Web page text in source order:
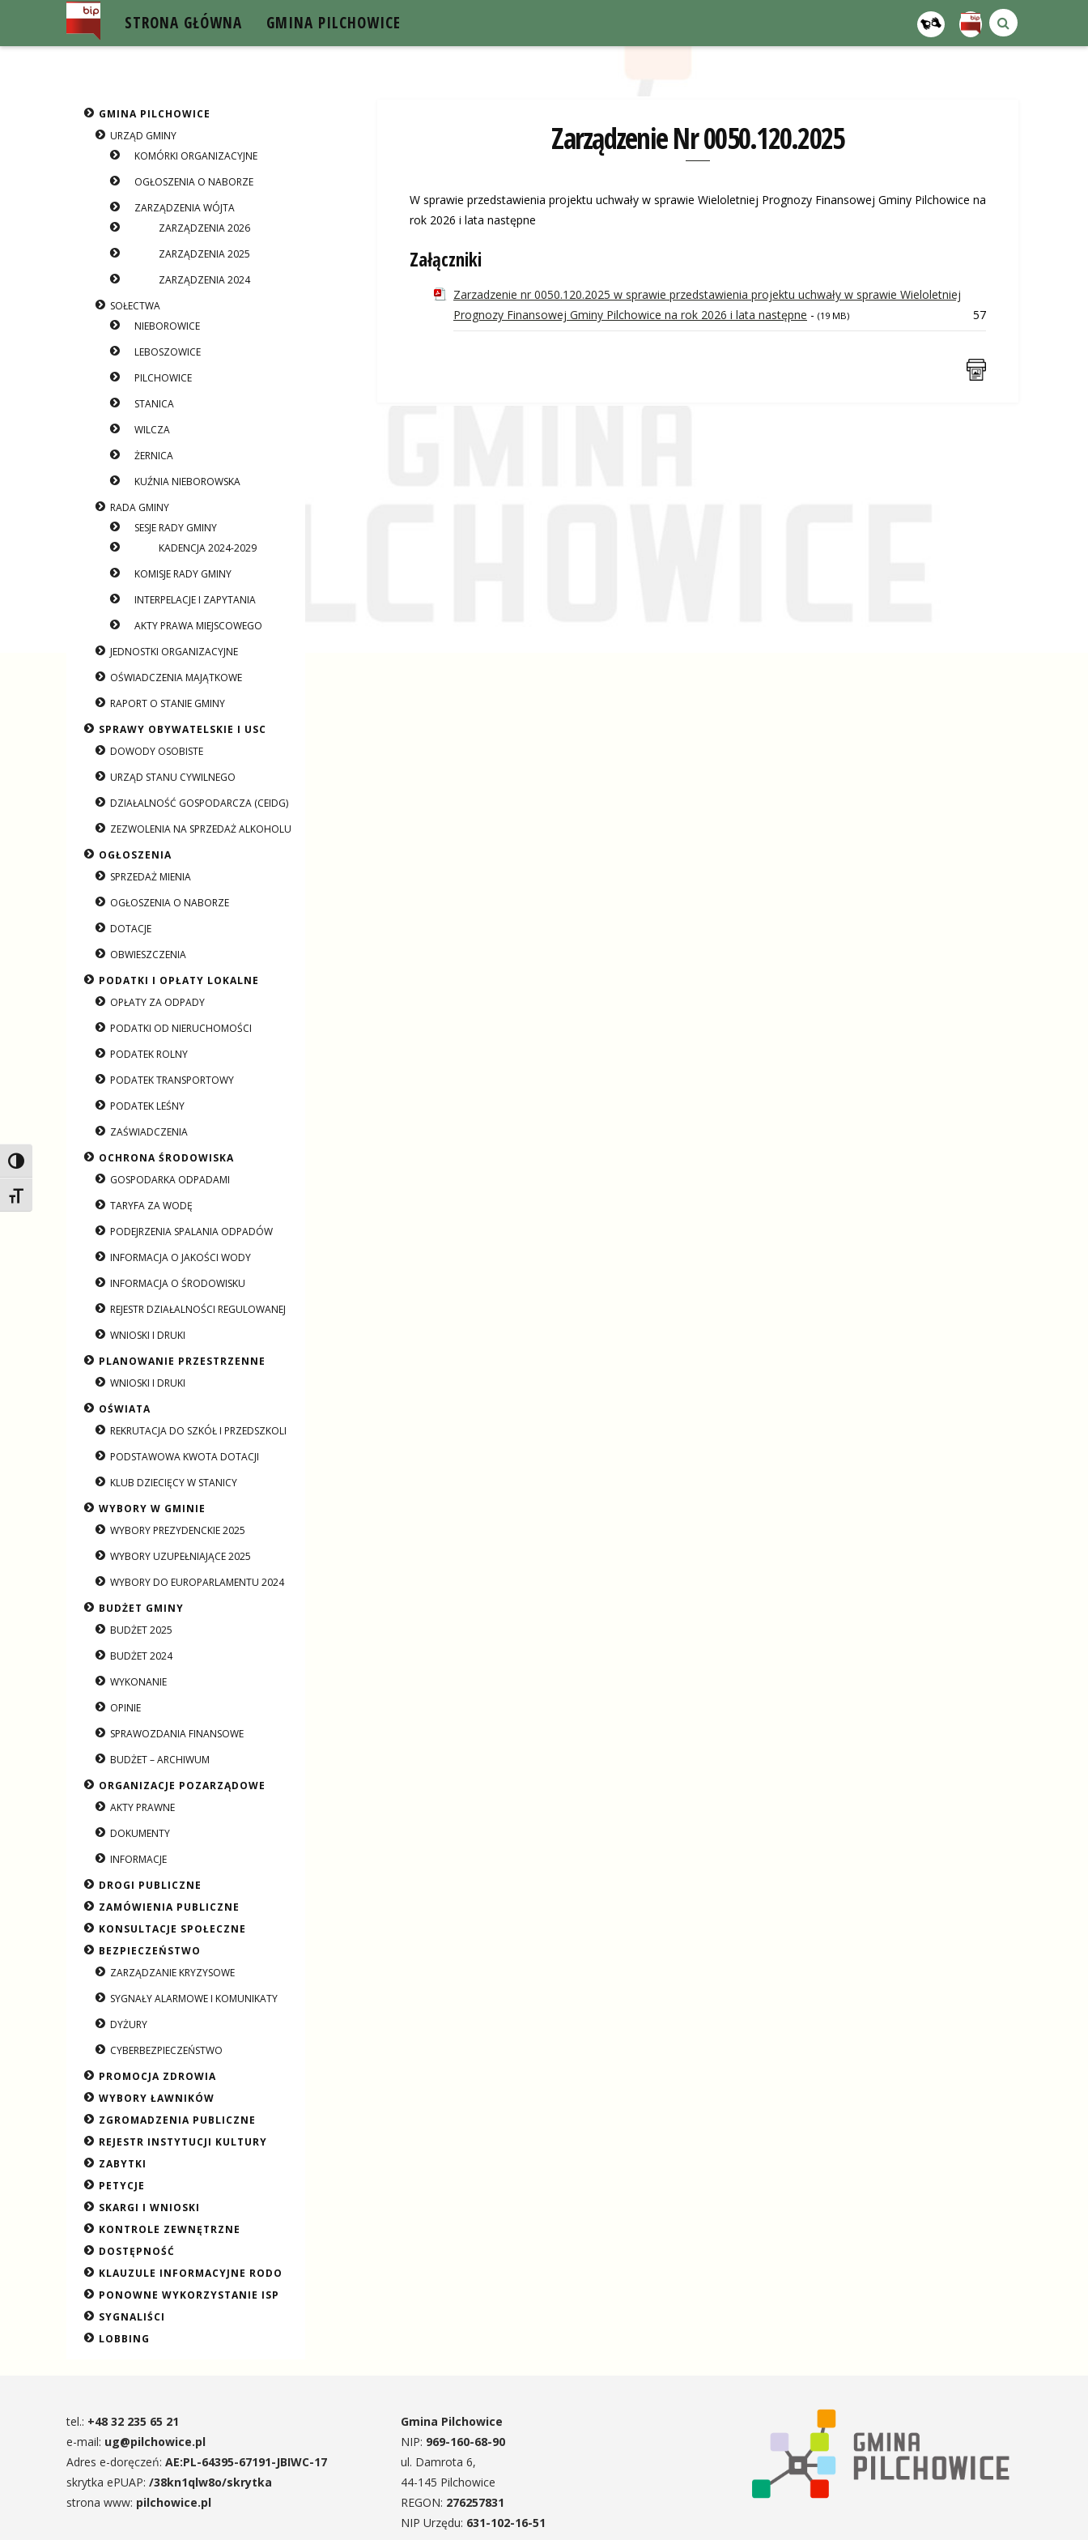
Toggle High Contrast
Toggle Font size
STRONA GŁÓWNA GMINA PILCHOWICE
BIP GMINY PILCHOWICE
GMINA PILCHOWICE
URZĄD GMINY
KOMÓRKI ORGANIZACYJNE
OGŁOSZENIA O NABORZE
ZARZĄDZENIA WÓJTA
ZARZĄDZENIA 2026
ZARZĄDZENIA 2025
ZARZĄDZENIA 2024
SOŁECTWA
NIEBOROWICE
LEBOSZOWICE
PILCHOWICE
STANICA
WILCZA
ŻERNICA
KUŹNIA NIEBOROWSKA
RADA GMINY
SESJE RADY GMINY
KADENCJA 2024-2029
KOMISJE RADY GMINY
INTERPELACJE I ZAPYTANIA
AKTY PRAWA MIEJSCOWEGO
JEDNOSTKI ORGANIZACYJNE
OŚWIADCZENIA MAJĄTKOWE
RAPORT O STANIE GMINY
SPRAWY OBYWATELSKIE I USC
DOWODY OSOBISTE
URZĄD STANU CYWILNEGO
DZIAŁALNOŚĆ GOSPODARCZA (CEIDG)
ZEZWOLENIA NA SPRZEDAŻ ALKOHOLU
OGŁOSZENIA
SPRZEDAŻ MIENIA
OGŁOSZENIA O NABORZE
DOTACJE
OBWIESZCZENIA
PODATKI I OPŁATY LOKALNE
OPŁATY ZA ODPADY
PODATKI OD NIERUCHOMOŚCI
PODATEK ROLNY
PODATEK TRANSPORTOWY
PODATEK LEŚNY
ZAŚWIADCZENIA
OCHRONA ŚRODOWISKA
GOSPODARKA ODPADAMI
TARYFA ZA WODĘ
PODEJRZENIA SPALANIA ODPADÓW
INFORMACJA O JAKOŚCI WODY
INFORMACJA O ŚRODOWISKU
REJESTR DZIAŁALNOŚCI REGULOWANEJ
WNIOSKI I DRUKI
PLANOWANIE PRZESTRZENNE
WNIOSKI I DRUKI
OŚWIATA
REKRUTACJA DO SZKÓŁ I PRZEDSZKOLI
PODSTAWOWA KWOTA DOTACJI
KLUB DZIECIĘCY W STANICY
WYBORY W GMINIE
WYBORY PREZYDENCKIE 2025
WYBORY UZUPEŁNIAJĄCE 2025
WYBORY DO EUROPARLAMENTU 2024
BUDŻET GMINY
BUDŻET 2025
BUDŻET 2024
WYKONANIE
OPINIE
SPRAWOZDANIA FINANSOWE
BUDŻET – ARCHIWUM
ORGANIZACJE POZARZĄDOWE
AKTY PRAWNE
DOKUMENTY
INFORMACJE
DROGI PUBLICZNE
ZAMÓWIENIA PUBLICZNE
KONSULTACJE SPOŁECZNE
BEZPIECZEŃSTWO
ZARZĄDZANIE KRYZYSOWE
SYGNAŁY ALARMOWE I KOMUNIKATY
DYŻURY
CYBERBEZPIECZEŃSTWO
PROMOCJA ZDROWIA
WYBORY ŁAWNIKÓW
ZGROMADZENIA PUBLICZNE
REJESTR INSTYTUCJI KULTURY
ZABYTKI
PETYCJE
SKARGI I WNIOSKI
KONTROLE ZEWNĘTRZNE
DOSTĘPNOŚĆ
KLAUZULE INFORMACYJNE RODO
PONOWNE WYKORZYSTANIE ISP
SYGNALIŚCI
LOBBING
Zarządzenie Nr 0050.120.2025
W sprawie przedstawienia projektu uchwały w sprawie Wieloletniej Prognozy Finansowej Gminy Pilchowice na
rok 2026 i lata następne
Załączniki
Zarzadzenie nr 0050.120.2025 w sprawie przedstawienia projektu uchwały w sprawie Wieloletniej
Prognozy Finansowej Gminy Pilchowice na rok 2026 i lata następne - (19 MB) 57
tel.: +48 32 235 65 21
e-mail: ug@pilchowice.pl
Adres e-doręczeń: AE:PL-64395-67191-JBIWC-17
skrytka ePUAP: /38kn1qlw8o/skrytka
strona www: pilchowice.pl
Gmina Pilchowice
NIP: 969-160-68-90
ul. Damrota 6,
44-145 Pilchowice
REGON: 276257831
NIP Urzędu: 631-102-16-51